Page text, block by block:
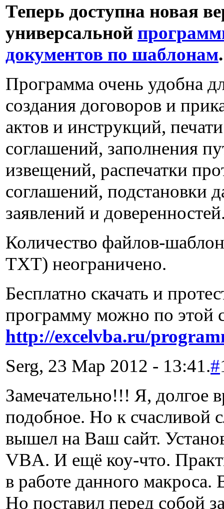
Теперь доступна новая
универсальной
документов по шаблонам.
Программа очень удобна
создания договоров и
актов и инструкций,
соглашений, заполнения
извещений, распечатки
соглашений, подстановки
заявлений и
Количество файлов-
TXT) неограничено.
Бесплатно скачать и
программу можно по этой
http://excelvba.ru/
Serg, 23 Мар 2012 - 13:41.#
Замечательно!!! Я, долгое
подобное. Но к счасливой
вышел на Ваш сайт.
VBA. И ещё коу-что.
в работе данного
Но поставил перед собой